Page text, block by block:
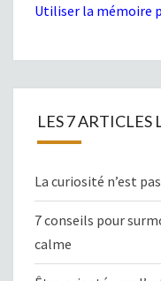
Utiliser la mémoire
LES 7 ARTICLES
La curiosité n’est
7 conseils pour
calme